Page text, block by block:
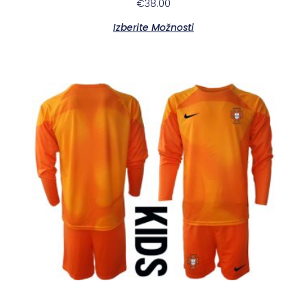
€38.00
Izberite Možnosti